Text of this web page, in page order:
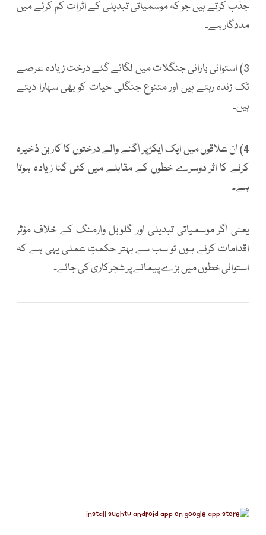
جذب کرتے ہیں جو کہ موسمیاتی تبدیلی کے اثرات کم کرنے میں
مددگار ہے۔
3) استوائی بارانی جنگلات میں لگائے گئے درخت زیادہ عرصے
تک زندہ رہتے ہیں اور متنوع جنگلی حیات کو بھی سہارا دیتے
ہیں۔
4) ان علاقوں میں ایک ایکڑ پر اگنے والے درختوں کا کاربن ذخیرہ
کرنے کا اثر دوسرے خطوں کے مقابلے میں کئی گنا زیادہ ہوتا
ہے۔
یعنی اگر موسمیاتی تبدیلی اور گلوبل وارمنگ کے خلاف مؤثر
اقدامات کرنے ہوں تو سب سے بہتر حکمتِ عملی یہی ہے کہ
استوائی خطوں میں بڑے پیمانے پر شجرکاری کی جائے۔